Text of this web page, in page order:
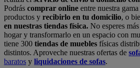
Podrás comprar online entre nuestra
productos y recibirlo en tu domicilio, o
en nuestras tiendas física. No esperes
hogar y transformarlo en un espacio con
tiene 300 tiendas de muebles físicas
distintos. Aproveche nuestras ofertas de
baratos y liquidaciones de sofas.